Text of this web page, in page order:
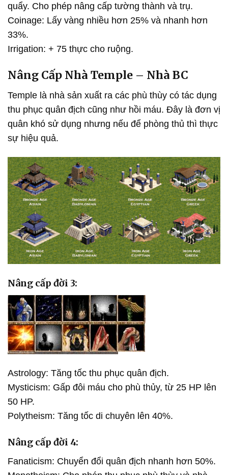
quẩy. Cho phép nâng cấp tường thành và trụ.
Coinage: Lấy vàng nhiều hơn 25% và nhanh hơn
33%.
Irrigation: + 75 thực cho ruộng.
Nâng Cấp Nhà Temple – Nhà BC
Temple là nhà sản xuất ra các phù thùy có tác dụng
thu phục quân địch cũng như hồi máu. Đây là đơn vị
quân khó sử dụng nhưng nếu để phòng thủ thì thực
sự hiệu quả.
Nâng cấp đời 3:
Astrology: Tăng tốc thu phục quân địch.
Mysticism: Gấp đôi máu cho phù thủy, từ 25 HP lên
50 HP.
Polytheism: Tăng tốc di chuyên lên 40%.
Nâng cấp đời 4:
Fanaticism: Chuyển đổi quân địch nhanh hơn 50%.